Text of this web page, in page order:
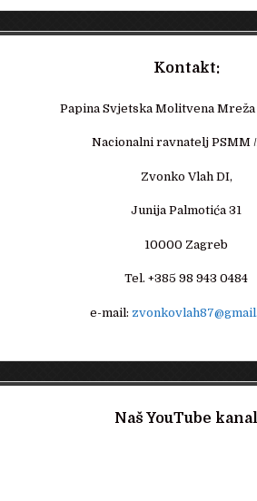
Kontakt:
Papina Svjetska Molitvena
Nacionalni ravnatelj PSMM
Zvonko Vlah DI,
Junija Palmotića 31
10000 Zagreb
Tel. +385 98 943 0484
e-mail:
Naš YouTube kanal